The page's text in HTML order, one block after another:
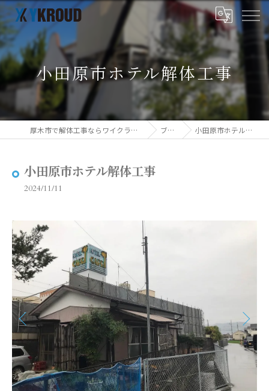
小田原市ホテル解体工事
厚木市で解体工事ならワイクラウド株式会社 ブログ 小田原市ホテル解体工事
小田原市ホテル解体工事
2024/11/11